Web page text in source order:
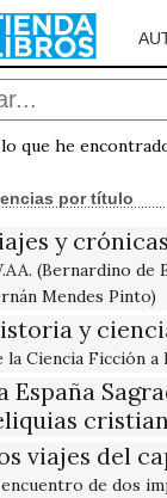
que he
por título
y
(Bernardino de
Mendes Pinto)
y
la Ciencia Ficción a
España
viajes del
de dos